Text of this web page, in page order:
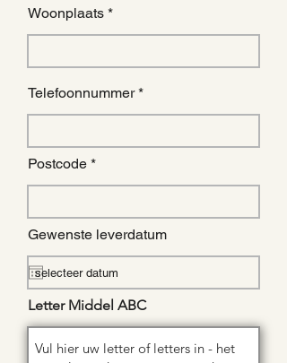
Woonplaats
Telefoonnummer
Postcode
Gewenste leverdatum
Letter Middel ABC